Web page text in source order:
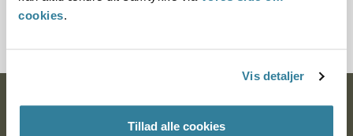
cookies.
Vis detaljer
Tillad alle cookies
6200206-10
Ankestyrelsen